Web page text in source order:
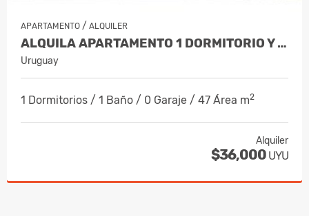
APARTAMENTO / ALQUILER
ALQUILA APARTAMENTO 1 DORMITORIO Y AMPLIO BALCON - POCITOS
Uruguay
1 Dormitorios / 1 Baño / 0 Garaje / 47 Área m2
Alquiler
$36,000 UYU